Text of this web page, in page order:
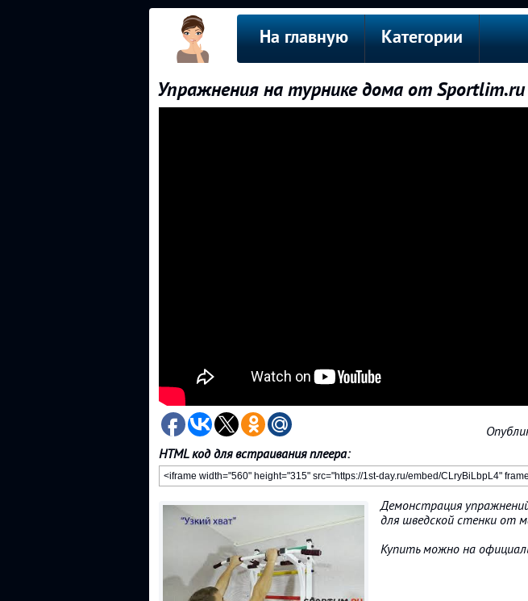
На главную Категории
Упражнения на турнике дома от Sportlim.ru
HTML код для встраивания плеера:
Демонстрация
для шведской стенки от
Купить можно на